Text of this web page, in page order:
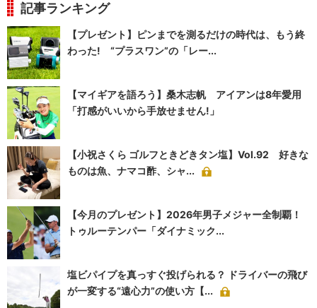
記事ランキング
【プレゼント】ピンまでを測るだけの時代は、もう終
わった! “プラスワン”の「レー...
【マイギアを語ろう】桑木志帆 アイアンは8年愛用
「打感がいいから手放せません!」
【小祝さくら ゴルフときどきタン塩】Vol.92 好きな
ものは魚、ナマコ酢、シャ...
【今月のプレゼント】2026年男子メジャー全制覇！
トゥルーテンパー「ダイナミック...
塩ビパイプを真っすぐ投げられる？ ドライバーの飛び
が一変する“遠心力”の使い方【...